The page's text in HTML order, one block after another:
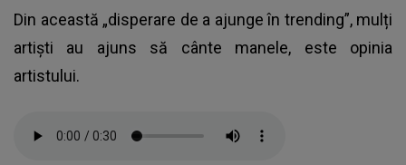
Din această „disperare de a ajunge în trending”, mulți
artiști au ajuns să cânte manele, este opinia
artistului.